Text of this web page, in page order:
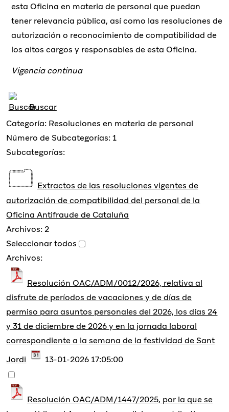
esta Oficina en materia de personal que puedan
tener relevancia pública, así como las resoluciones de
autorización o reconocimiento de compatibilidad de
los altos cargos y responsables de esta Oficina.
Vigencia continua
Buscar
Categoría: Resoluciones en materia de personal
Número de Subcategorías: 1
Subcategorías:
Extractos de las resoluciones vigentes de
autorización de compatibilidad del personal de la
Oficina Antifraude de Cataluña
Archivos: 2
Seleccionar todos
Archivos:
Resolución OAC/ADM/0012/2026, relativa al
disfrute de períodos de vacaciones y de días de
permiso para asuntos personales del 2026, los días 24
y 31 de diciembre de 2026 y en la jornada laboral
correspondiente a la semana de la festividad de Sant
Jordi
13-01-2026 17:05:00
Resolución OAC/ADM/1447/2025, por la que se